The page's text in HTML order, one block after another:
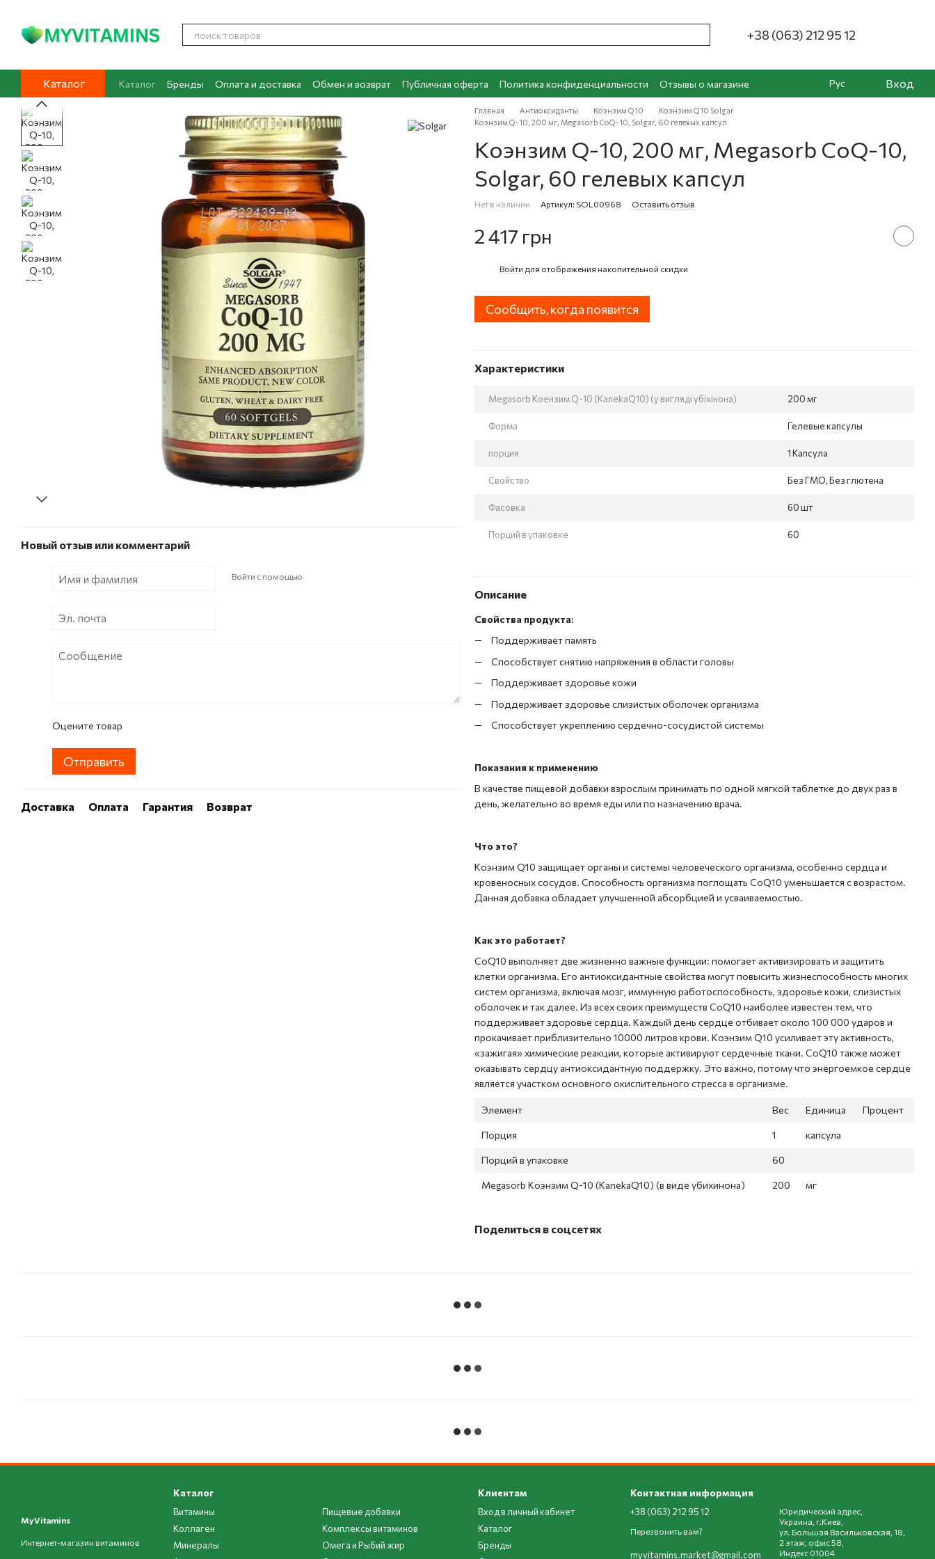
+38 (063) 212 95 12
Каталог Каталог Бренды Оплата и доставка Обмен и возврат Публичная оферта Политика конфиденциальности
Отзывы о магазине
Контакты
О нас Блог
Рус Вход
Новый отзыв или комментарий
Войти с помощью
Оцените товар
Отправить
Доставка Оплата Гарантия Возврат
Главная Антиоксиданты Коэнзим Q10
Коэнзим Q10 Solgar
Коэнзим Q-10, 200 мг, Megasorb CoQ-10, Solgar, 60 гелевых капсул
Коэнзим Q-10, 200 мг, Megasorb CoQ-10,
Solgar, 60 гелевых капсул
Нет в наличии Артикул: SOL00968 Оставить отзыв
2 417 грн
Войти для отображения накопительной скидки
Сообщить, когда появится
Характеристики
Megasorb Коензим Q-10 (KanekaQ10) (у вигляді убіхінона) 200 мг
Форма Гелевые капсулы
порция 1 Капсула
Свойство Без ГМО, Без глютена
Фасовка 60 шт
Порций в упаковке 60
Описание
Свойства продукта:
Поддерживает память
Способствует снятию напряжения в области головы
Поддерживает здоровье кожи
Поддерживает здоровье слизистых оболочек организма
Способствует укреплению сердечно-сосудистой системы
Показания к применению
В качестве пищевой добавки взрослым принимать по одной мягкой таблетке до двух раз в
день, желательно во время еды или по назначению врача.
Что это?
Коэнзим Q10 защищает органы и системы человеческого организма, особенно сердца и
кровеносных сосудов. Способность организма поглощать CoQ10 уменьшается с возрастом.
Данная добавка обладает улучшенной абсорбцией и усваиваемостью.
Как это работает?
CoQ10 выполняет две жизненно важные функции: помогает активизировать и защитить
клетки организма. Его антиоксидантные свойства могут повысить жизнеспособность многих
систем организма, включая мозг, иммунную работоспособность, здоровье кожи, слизистых
оболочек и так далее. Из всех своих преимуществ CoQ10 наиболее известен тем, что
поддерживает здоровье сердца. Каждый день сердце отбивает около 100 000 ударов и
прокачивает приблизительно 10000 литров крови. Коэнзим Q10 усиливает эту активность,
«зажигая» химические реакции, которые активируют сердечные ткани. CoQ10 также может
оказывать сердцу антиоксидантную поддержку. Это важно, потому что энергоемкое сердце
является участком основного окислительного стресса в организме.
Элемент Вес Единица Процент
Порция 1 капсула
Порций в упаковке 60
Megasorb Коэнзим Q-10 (KanekaQ10) (в виде убихинона) 200 мг
Поделиться в соцсетях
MyVitamins
Интернет-магазин витаминов
Каталог
Витамины
Коллаген
Минералы
Пищевые добавки
Комплексы витаминов
Омега и Рыбий жир
Клиентам
Вход в личный кабинет
Каталог
Бренды
Контактная информация
+38 (063) 212 95 12
Перезвонить вам?
myvitamins.market@gmail.com
Юридический адрес,
Украина, г.Киев,
ул. Большая Васильковская, 18,
2 этаж, офис 58,
Индекс 01004